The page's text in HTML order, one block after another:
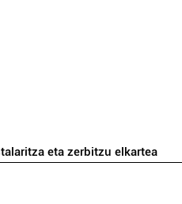
eta zerbitzu elkartea